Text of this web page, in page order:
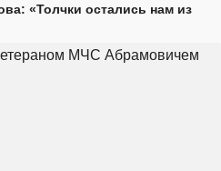
«Толчки остались нам из